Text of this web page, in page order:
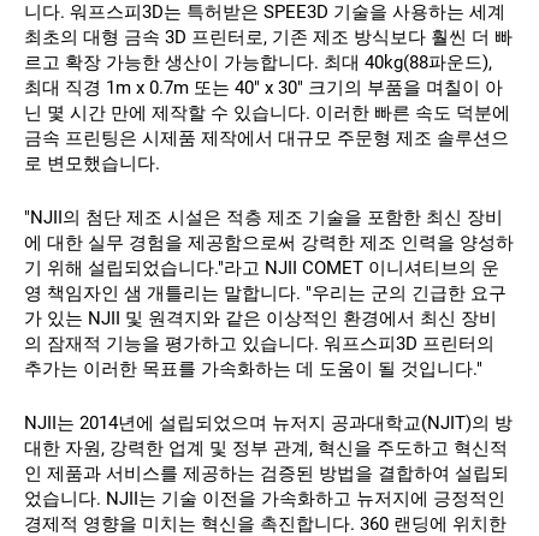
니다. 워프스피3D는 특허받은 SPEE3D 기술을 사용하는 세계
최초의 대형 금속 3D 프린터로, 기존 제조 방식보다 훨씬 더 빠
르고 확장 가능한 생산이 가능합니다. 최대 40kg(88파운드),
최대 직경 1m x 0.7m 또는 40" x 30" 크기의 부품을 며칠이 아
닌 몇 시간 만에 제작할 수 있습니다. 이러한 빠른 속도 덕분에
금속 프린팅은 시제품 제작에서 대규모 주문형 제조 솔루션으
로 변모했습니다.
"NJII의 첨단 제조 시설은 적층 제조 기술을 포함한 최신 장비
에 대한 실무 경험을 제공함으로써 강력한 제조 인력을 양성하
기 위해 설립되었습니다."라고 NJII COMET 이니셔티브의 운
영 책임자인 샘 개틀리는 말합니다. "우리는 군의 긴급한 요구
가 있는 NJII 및 원격지와 같은 이상적인 환경에서 최신 장비
의 잠재적 기능을 평가하고 있습니다. 워프스피3D 프린터의
추가는 이러한 목표를 가속화하는 데 도움이 될 것입니다."
NJII는 2014년에 설립되었으며 뉴저지 공과대학교(NJIT)의 방
대한 자원, 강력한 업계 및 정부 관계, 혁신을 주도하고 혁신적
인 제품과 서비스를 제공하는 검증된 방법을 결합하여 설립되
었습니다. NJII는 기술 이전을 가속화하고 뉴저지에 긍정적인
경제적 영향을 미치는 혁신을 촉진합니다. 360 랜딩에 위치한